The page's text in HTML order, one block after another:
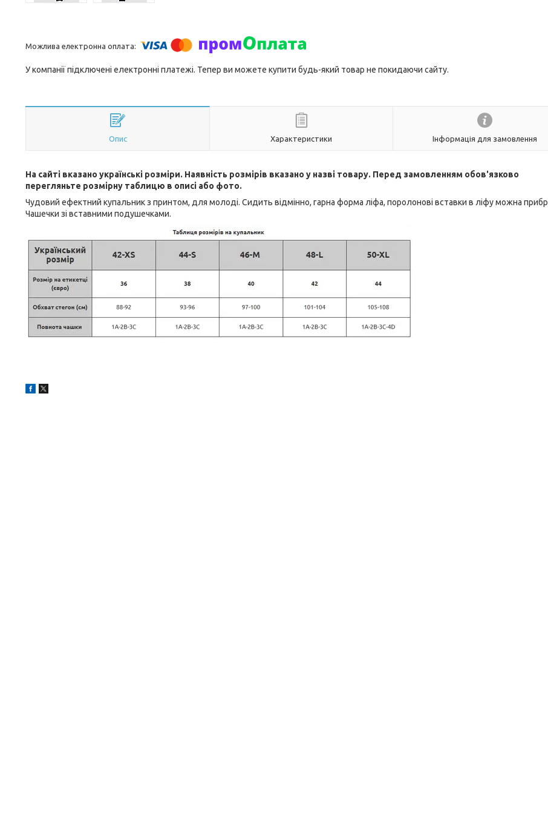
У компанії підключені електронні платежі. Тепер ви можете купити будь-який товар не покидаючи сайту.
Опис Характеристики Інформація для замовлення
На сайті вказано українські розміри. Наявність розмірів вказано у назві товару. Перед замовленням обов'язково
перегляньте розмірну таблицю в описі або фото.
Чудовий ефектний купальник з принтом, для молоді. Сидить відмінно, гарна форма ліфа, поролонові вставки в ліфу можна
Чашечки зі вставними подушечками.